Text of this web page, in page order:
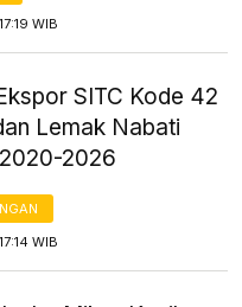
WIB
SITC Kode 42
Lemak Nabati
2026
WIB